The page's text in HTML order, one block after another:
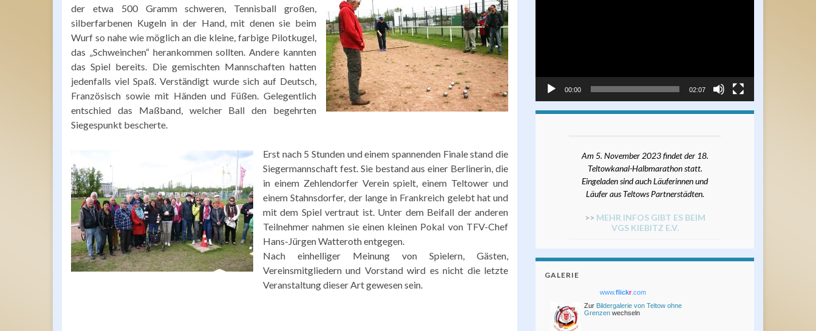
der etwa 500 Gramm schweren, Tennisball großen,
silberfarbenen Kugeln in der Hand, mit denen sie beim
Wurf so nahe wie möglich an die kleine, farbige Pilotkugel,
das „Schweinchen“ herankommen sollten. Andere kannten
das Spiel bereits. Die gemischten Mannschaften hatten
jedenfalls viel Spaß. Verständigt wurde sich auf Deutsch,
Französisch sowie mit Händen und Füßen. Gelegentlich
entschied das Maßband, welcher Ball den begehrten
Siegespunkt bescherte.
Erst nach 5 Stunden und einem spannenden Finale stand die
Siegermannschaft fest. Sie bestand aus einer Berlinerin, die
in einem Zehlendorfer Verein spielt, einem Teltower und
einem Stahnsdorfer, der lange in Frankreich gelebt hat und
mit dem Spiel vertraut ist. Unter dem Beifall der anderen
Teilnehmer nahmen sie einen kleinen Pokal von TFV-Chef
Hans-Jürgen Watteroth entgegen.
Nach einhelliger Meinung von Spielern, Gästen,
Vereinsmitgliedern und Vorstand wird es nicht die letzte
Veranstaltung dieser Art gewesen sein.
00:00 02:07
Am 5. November 2023 findet der 18.
Teltowkanal-Halbmarathon statt.
Eingeladen sind auch Läuferinnen und
Läufer aus Teltows Partnerstädten.
>> MEHR INFOS GIBT ES BEIM
VGS KIEBITZ E.V.
GALERIE
www.flickr.com
Zur Bildergalerie von Teltow ohne
Grenzen wechseln